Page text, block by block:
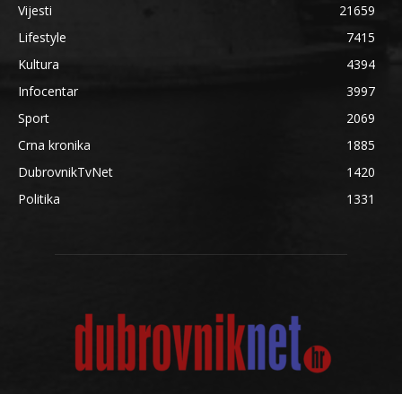
Vijesti
21659
Lifestyle
7415
Kultura
4394
Infocentar
3997
Sport
2069
Crna kronika
1885
DubrovnikTvNet
1420
Politika
1331